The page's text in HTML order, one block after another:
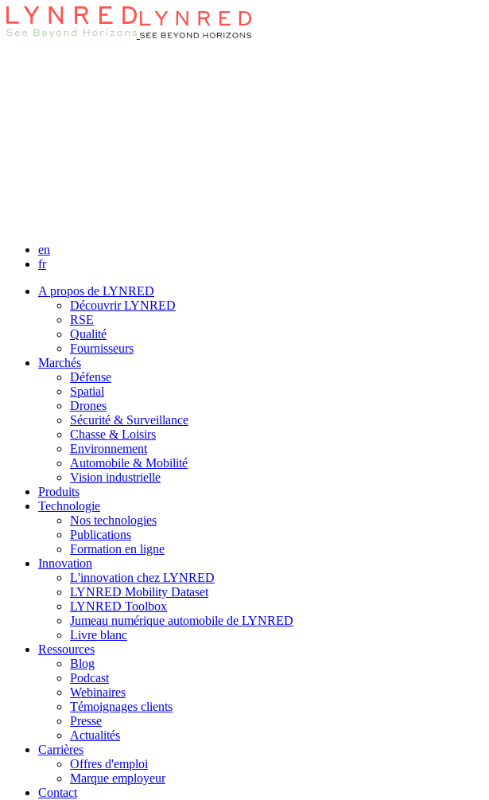
en
fr
A propos de LYNRED
Découvrir LYNRED
RSE
Qualité
Fournisseurs
Marchés
Défense
Spatial
Drones
Sécurité & Surveillance
Chasse & Loisirs
Environnement
Automobile & Mobilité
Vision industrielle
Produits
Technologie
Nos technologies
Publications
Formation en ligne
Innovation
L'innovation chez LYNRED
LYNRED Mobility Dataset
LYNRED Toolbox
Jumeau numérique automobile de LYNRED
Livre blanc
Ressources
Blog
Podcast
Webinaires
Témoignages clients
Presse
Actualités
Carrières
Offres d'emploi
Marque employeur
Contact